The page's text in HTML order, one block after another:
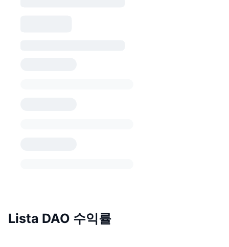
Lista DAO 수익률